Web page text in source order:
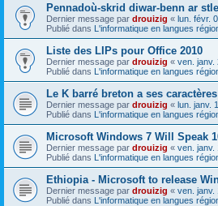
Pennadoù-skrid diwar-benn ar
Dernier message par drouizig « lun. févr.
Publié dans L'informatique en langues
Liste des LIPs pour Office 2010
Dernier message par drouizig « ven. janv.
Publié dans L'informatique en langues
Le K barré breton a ses
Dernier message par drouizig « lun. janv.
Publié dans L'informatique en langues
Microsoft Windows 7 Will Speak
Dernier message par drouizig « ven. janv.
Publié dans L'informatique en langues
Ethiopia - Microsoft to release
Dernier message par drouizig « ven. janv.
Publié dans L'informatique en langues